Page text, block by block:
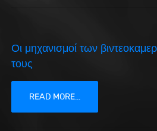
Οι μηχανισμοί των
τους
READ MORE...